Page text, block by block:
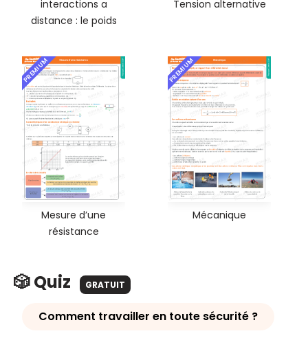
interactions a
distance : le poids
Tension alternative
PREMIUM
Mesure d’une
résistance
PREMIUM
Mécanique
🎲 Quiz GRATUIT
Comment travailler en toute sécurité ?